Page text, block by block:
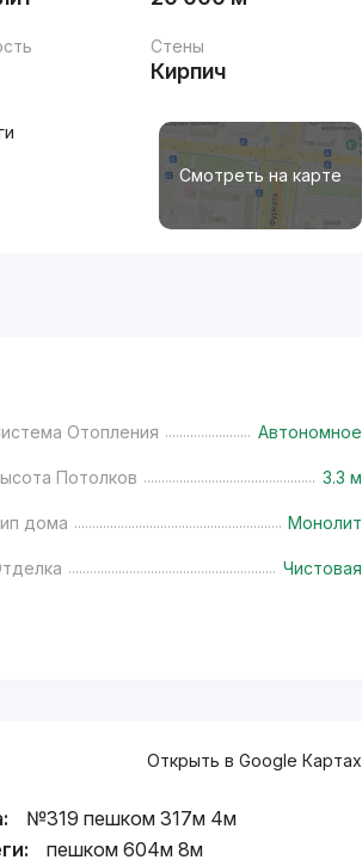
Стены
Кирпич
Смотреть на карте
Отопления Автономное
Потолков 3.3 м
дома Монолит
Чистовая
Открыть в Google Картах
№319 пешком 317м 4м
пешком 604м 8м